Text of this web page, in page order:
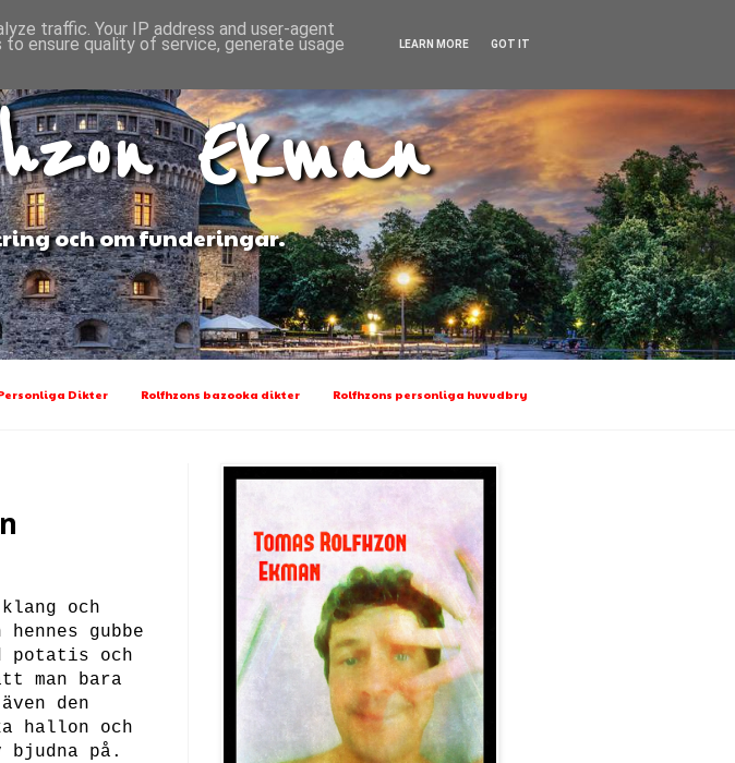
Ekman
och om funderingar.
Dikter Rolfhzons bazooka dikter Rolfhzons personliga huvudbry
och
gubbe
potatis och
man bara
den
hallon och
bjudna på.
traffic. Your IP address and user-agent
ensure quality of service, generate usage LEARN MORE GOT IT